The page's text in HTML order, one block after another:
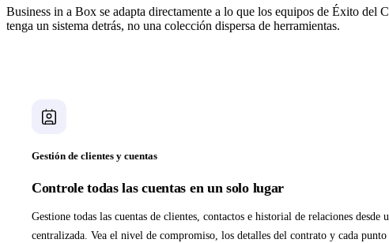
Business in a Box se adapta directamente a lo que los equipos de Éxito
tenga un sistema detrás, no una colección dispersa de herramientas.
Gestión de clientes y cuentas
Controle todas las cuentas en un solo lugar
Gestione todas las cuentas de clientes, contactos e historial de relaciones desde
centralizada. Vea el nivel de compromiso, los detalles del contrato y cada